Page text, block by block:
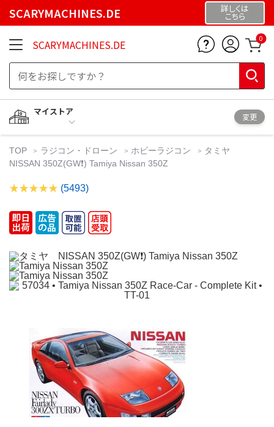
SCARYMACHINES.DE 詳しくは
こちら
SCARYMACHINES.DE 0
マイストア
変更
TOP ラジコン・ドローン ホビーラジコン
タミヤ
NISSAN 350Z(GW❗️) Tamiya Nissan 350Z
(5493)